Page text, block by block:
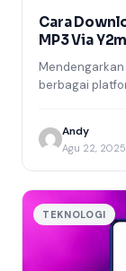
Cara
MP3 Via
berbagai
Andy
Agu 22,
TEKNOLOGI